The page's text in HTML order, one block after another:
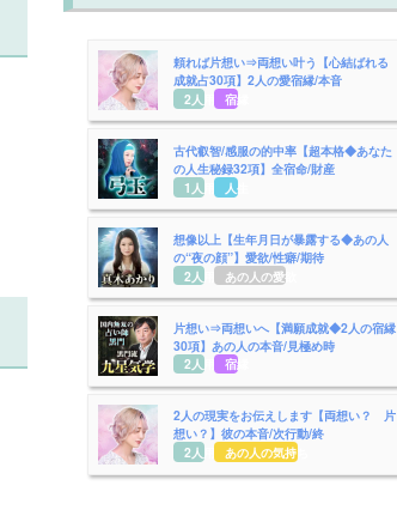
頼れば片想い⇒両想い叶う【心結ばれる
成就占30項】2人の愛宿縁/本音
2人用 宿縁
古代叡智/感服の的中率【超本格◆あなた
の人生秘録32項】全宿命/財産
1人用
人生
想像以上【生年月日が暴露する◆あの人
の“夜の顔”】愛欲/性癖/期待
2人用
あの人の愛欲
片想い⇒両想いへ【満願成就◆2人の宿縁
30項】あの人の本音/見極め時
2人用 宿縁
2人の現実をお伝えします【両想い？ 片
想い？】彼の本音/次行動/終
2人用
あの人の気持ち